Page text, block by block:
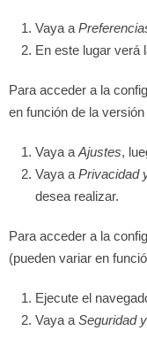
Vaya a
En este lugar verá
Para acceder a la
en función de la
Vaya a Ajustes,
Vaya a Privacidad
desea realizar.
Para acceder a la
(pueden variar en
Ejecute el
Vaya a Seguridad